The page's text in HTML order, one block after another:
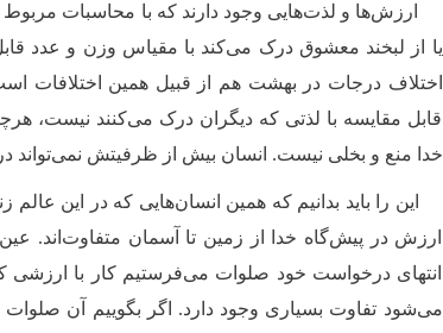
ارزش‌ها و لذت‌هایی وجود دارند که با محاسبات
یا از لبخند معشوق درک می‌کند با مقیاس وزن و عدد
اختلاف درجات در بهشت هم از قبیل همین اختلافات
قابل مقایسه با لذتی که دیگران درک می‌کنند نیست،
خدا منع و بخلی نیست. انسان بیش از ظرفیتش نمی‌تواند
این را باید بدانیم که همین انسان‌هایی که در این
ارزش در پیش‌گاه خدا از زمین تا آسمان متفاوت‌اند.
انتهای درخواست خود صلوات می‌فرستیم کار با ارزشی
می‌شود تفاوت بسیاری وجود دارد. اگر بگوییم آن صلوات